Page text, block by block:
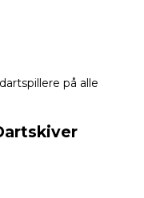
på alle